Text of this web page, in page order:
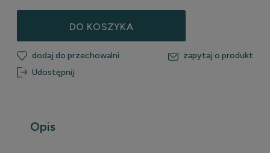
DO KOSZYKA
dodaj do przechowalni
zapytaj o produkt
Udostępnij
Opis